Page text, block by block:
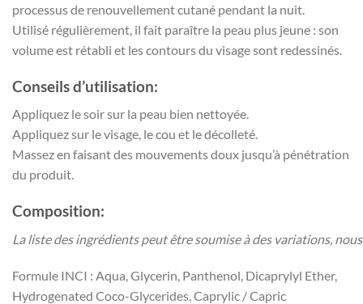
processus de renouvellement cutané pendant la nuit.
Utilisé régulièrement, il fait paraître la peau plus jeune : son
volume est rétabli et les contours du visage sont redessinés.
Conseils d’utilisation:
Appliquez le soir sur la peau bien nettoyée.
Appliquez sur le visage, le cou et le décolleté.
Massez en faisant des mouvements doux jusqu’à pénétration
du produit.
Composition:
La liste des ingrédients peut être soumise à des variations,
Formule INCI : Aqua, Glycerin, Panthenol, Dicaprylyl Ether,
Hydrogenated Coco-Glycerides, Caprylic / Capric